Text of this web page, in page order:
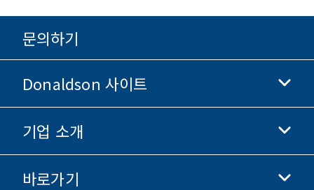
문의하기
Donaldson 사이트
Donaldson 생명과학
Donaldson 쇼핑
기업 소개
기업 정보
바로가기